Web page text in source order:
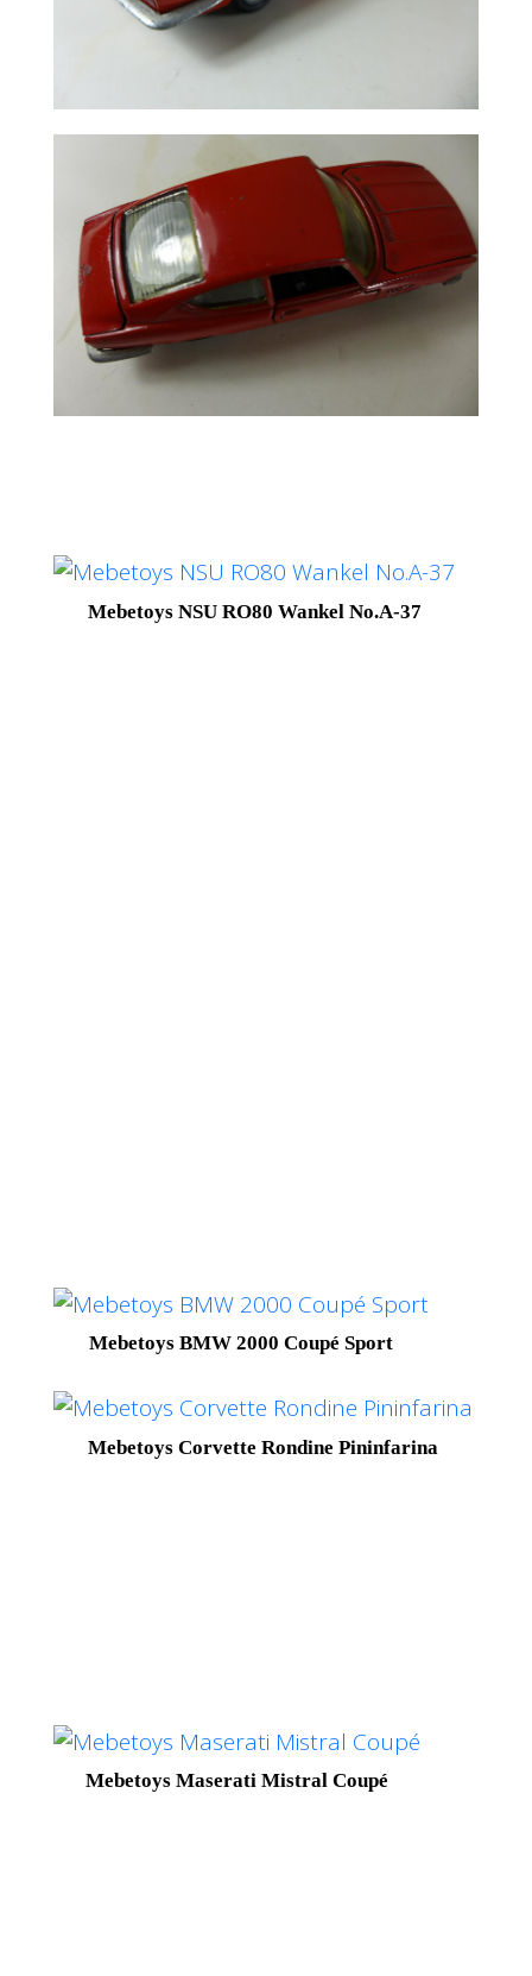
Mebetoys NSU RO80 Wankel No.A-37
Mebetoys BMW 2000 Coupé Sport
Mebetoys Corvette Rondine Pininfarina
Mebetoys Maserati Mistral Coupé